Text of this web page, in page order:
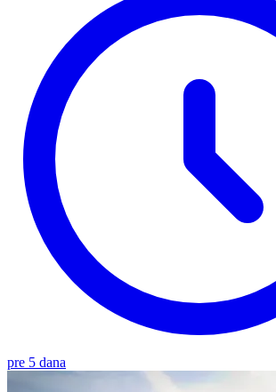
pre 5 dana